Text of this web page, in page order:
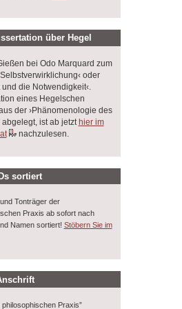
über Hegel
bei Odo Marquard zum
oder
und die Notwendigkeit‹.
eines Hegelschen
der ›Phänomenologie des
abgelegt, ist ab jetzt hier im
nachzulesen.
sortiert
Tonträger der
Praxis ab sofort nach
Namen sortiert! Stöbern Sie im
philosophischen Praxis”